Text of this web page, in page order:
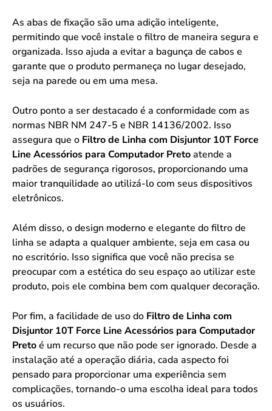
As abas de fixação são uma adição inteligente,
permitindo que você instale o filtro de maneira segura e
organizada. Isso ajuda a evitar a bagunça de cabos e
garante que o produto permaneça no lugar desejado,
seja na parede ou em uma mesa.
Outro ponto a ser destacado é a conformidade com as
normas NBR NM 247-5 e NBR 14136/2002. Isso
assegura que o Filtro de Linha com Disjuntor 10T Force
Line Acessórios para Computador Pretoatende a
padrões de segurança rigorosos, proporcionando uma
maior tranquilidade ao utilizá-lo com seus dispositivos
eletrônicos.
Além disso, o design moderno e elegante do filtro de
linha se adapta a qualquer ambiente, seja em casa ou
no escritório. Isso significa que você não precisa se
preocupar com a estética do seu espaço ao utilizar este
produto, pois ele combina bem com qualquer decoração.
Por fim, a facilidade de uso do Filtro de Linha com
Disjuntor 10T Force Line Acessórios para Computador
Pretoé um recurso que não pode ser ignorado. Desde a
instalação até a operação diária, cada aspecto foi
pensado para proporcionar uma experiência sem
complicações, tornando-o uma escolha ideal para todos
os usuários.